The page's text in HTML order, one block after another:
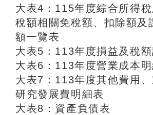
大表4：115年度綜合所得
稅額相關免稅額、扣除額及
額一覽表
大表5：113年度損益及稅
大表6：113年度營業成本
大表7：113年度其他費用
研究發展費明細表
大表8：資產負債表